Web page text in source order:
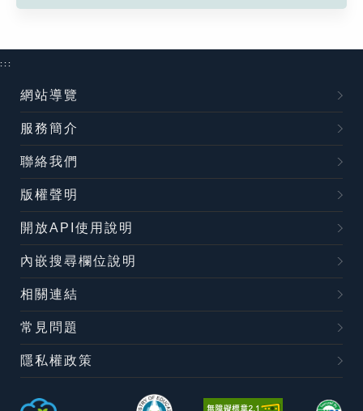
:::
網站導覽
服務簡介
聯絡我們
版權聲明
開放API使用說明
內嵌搜尋欄位說明
相關連結
常見問題
隱私權政策